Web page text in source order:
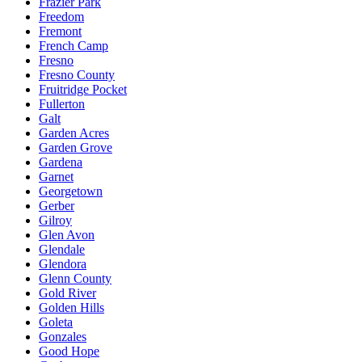
Freedom
Fremont
French Camp
Fresno
Fresno County
Fruitridge Pocket
Fullerton
Galt
Garden Acres
Garden Grove
Gardena
Garnet
Georgetown
Gerber
Gilroy
Glen Avon
Glendale
Glendora
Glenn County
Gold River
Golden Hills
Goleta
Gonzales
Good Hope